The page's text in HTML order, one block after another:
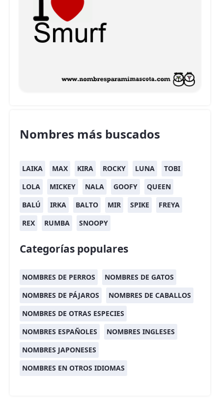
Nombres más buscados
LAIKA MAX KIRA ROCKY LUNA
TOBI
LOLA
MICKEY NALA GOOFY
QUEEN
BALÚ
IRKA BALTO MIR SPIKE
FREYA
REX
RUMBA SNOOPY
Categorías populares
NOMBRES DE PERROS
NOMBRES DE GATOS
NOMBRES DE PÁJAROS
NOMBRES DE CABALLOS
NOMBRES DE OTRAS ESPECIES
NOMBRES ESPAÑOLES
NOMBRES INGLESES
NOMBRES JAPONESES
NOMBRES EN OTROS IDIOMAS